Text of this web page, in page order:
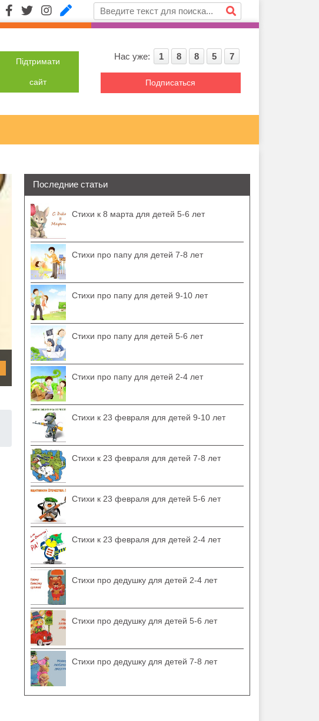
Підтримати
сайт
Нас уже: 1 8 8 5 7
Подписаться
Последние статьи
Стихи к 8 марта для детей 5-6 лет
Стихи про папу для детей 7-8 лет
Стихи про папу для детей 9-10 лет
Стихи про папу для детей 5-6 лет
Стихи про папу для детей 2-4 лет
Стихи к 23 февраля для детей 9-10 лет
Стихи к 23 февраля для детей 7-8 лет
Стихи к 23 февраля для детей 5-6 лет
Стихи к 23 февраля для детей 2-4 лет
Стихи про дедушку для детей 2-4 лет
Стихи про дедушку для детей 5-6 лет
Стихи про дедушку для детей 7-8 лет